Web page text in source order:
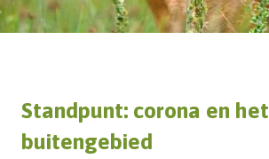
Standpunt: corona en het
buitengebied